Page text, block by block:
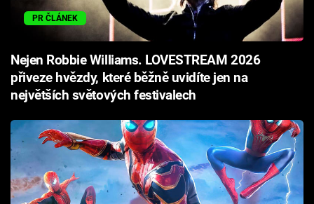
PR ČLÁNEK
Nejen Robbie Williams. LOVESTREAM 2026
přiveze hvězdy, které běžně uvidíte jen na
největších světových festivalech